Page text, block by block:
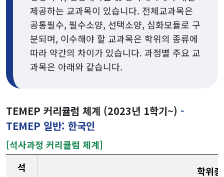
제공하는 교과목이 있습니다. 전체교과목은
공통필수, 필수소양, 선택소양, 심화모듈로 구
분되며, 이수해야 할 교과목은 학위의 종류에
따라 약간의 차이가 있습니다. 과정별 주요 교
과목은 아래와 같습니다.
TEMEP 커리큘럼 체계 (2023년 1학기~) -
TEMEP 일반: 한국인
[석사과정 커리큘럼 체계]
석
학위